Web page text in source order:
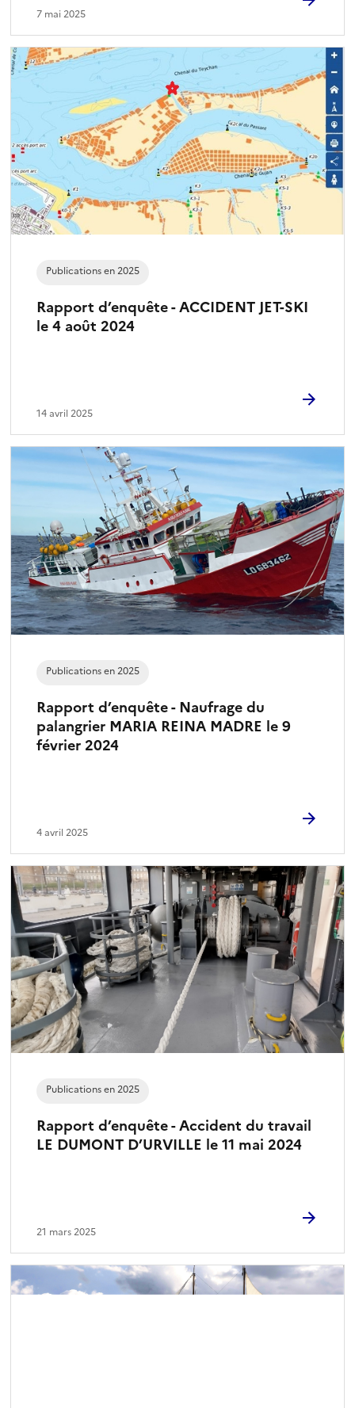
7 mai 2025
Rapport d’enquête - ACCIDENT JET-SKI
le 4 août 2024
Publications en 2025
14 avril 2025
Rapport d’enquête - Naufrage du
palangrier MARIA REINA MADRE le 9
février 2024
Publications en 2025
4 avril 2025
Rapport d’enquête - Accident du travail
LE DUMONT D’URVILLE le 11 mai 2024
Publications en 2025
21 mars 2025